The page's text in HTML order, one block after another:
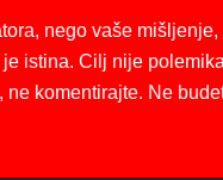
nego vaše mišljenje,
istina. Cilj nije
komentirajte. Ne